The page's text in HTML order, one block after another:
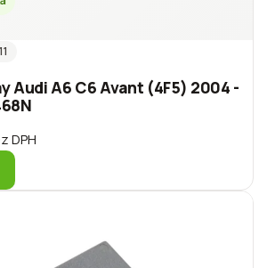
Audi A6 C6 Avant (4F5) 2004 -
DPH